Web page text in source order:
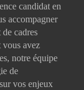
candidat en
accompagner
cadres
vous avez
notre équipe
de
vos enjeux